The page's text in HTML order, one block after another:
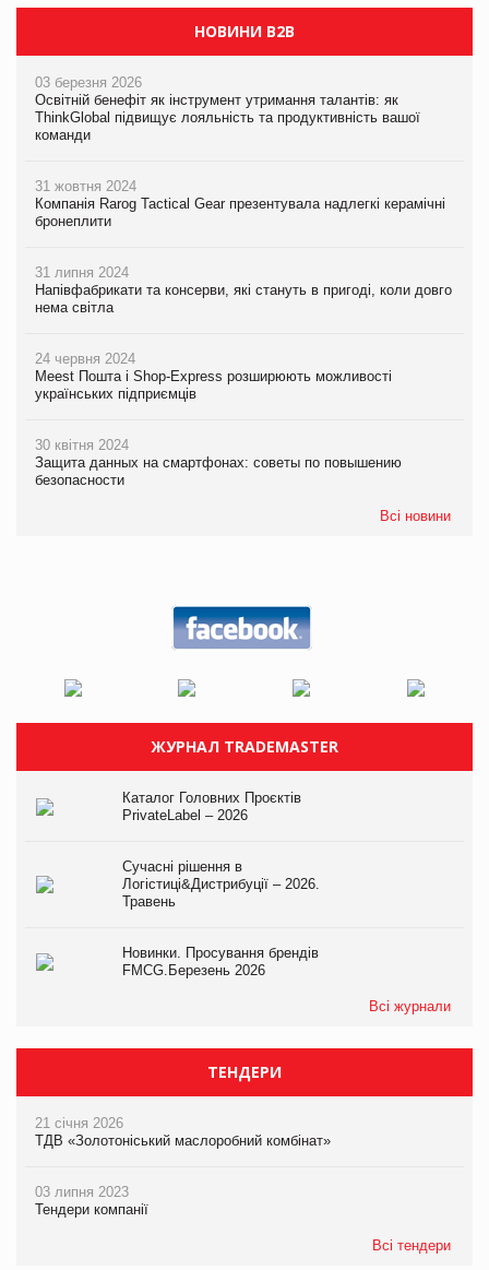
НОВИНИ B2B
03 березня 2026
Освітній бенефіт як інструмент утримання талантів: як
ThinkGlobal підвищує лояльність та продуктивність вашої
команди
31 жовтня 2024
Компанія Rarog Tactical Gear презентувала надлегкі керамічні
бронеплити
31 липня 2024
Напівфабрикати та консерви, які стануть в пригоді, коли довго
нема світла
24 червня 2024
Meest Пошта і Shop-Express розширюють можливості
українських підприємців
30 квітня 2024
Защита данных на смартфонах: советы по повышению
безопасности
Всі новини
ЖУРНАЛ TRADEMASTER
Каталог Головних Проєктів
PrivateLabel – 2026
Сучасні рішення в
Логістиці&Дистрибуції – 2026.
Травень
Новинки. Просування брендів
FMCG.Березень 2026
Всі журнали
ТЕНДЕРИ
21 січня 2026
ТДВ «Золотоніський маслоробний комбінат»
03 липня 2023
Тендери компанії
Всі тендери